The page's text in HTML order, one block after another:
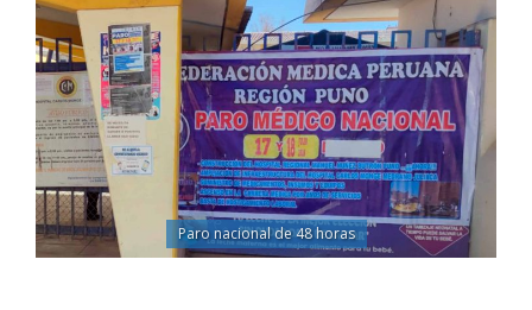
Paro nacional de 48 horas